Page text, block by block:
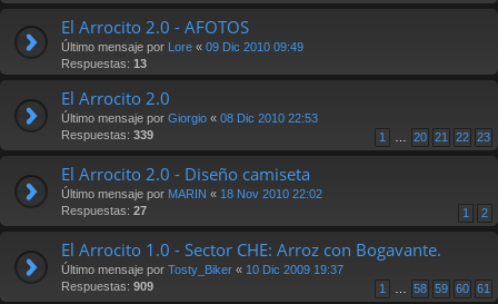
El Arrocito 2.0 - AFOTOS
Último mensaje por Lore « 09 Dic 2010 09:49
Respuestas: 13
El Arrocito 2.0
Último mensaje por Giorgio « 08 Dic 2010 22:53
Respuestas: 339 1 20 21 22 23
El Arrocito 2.0 - Diseño camiseta
Último mensaje por MARIN « 18 Nov 2010 22:02
Respuestas: 27 1 2
El Arrocito 1.0 - Sector CHE: Arroz con Bogavante.
Último mensaje por Tosty_Biker « 10 Dic 2009 19:37
Respuestas: 909 1 58 59 60 61